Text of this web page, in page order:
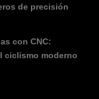
de precisión
con CNC:
ciclismo moderno